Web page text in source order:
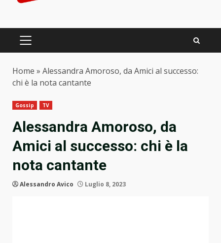
PRIMARY
Home » Alessandra Amoroso, da Amici al successo:
chi è la nota cantante
Gossip TV
Alessandra Amoroso, da
Amici al successo: chi è la
nota cantante
Alessandro Avico Luglio 8, 2023